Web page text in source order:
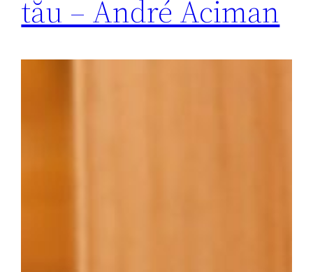
tău – André Aciman